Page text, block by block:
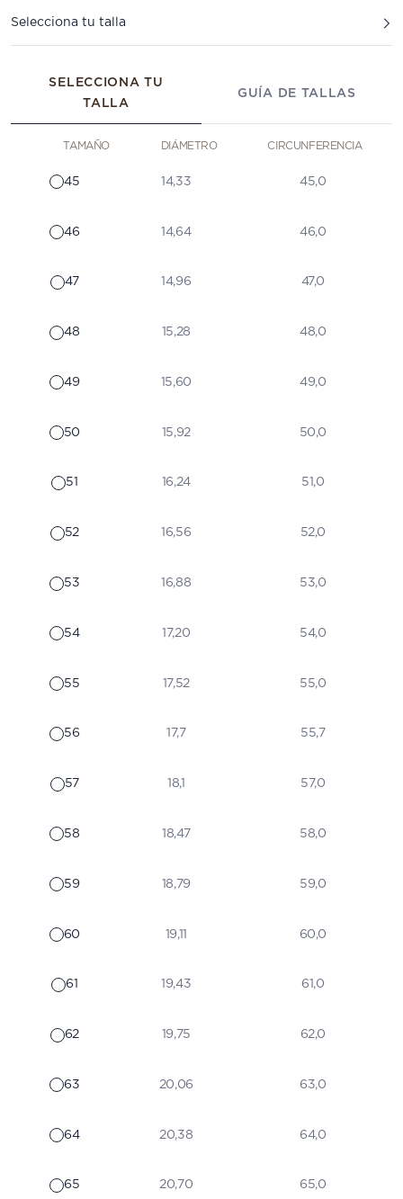
Selecciona tu talla
SELECCIONA TU
TALLA
GUÍA DE TALLAS
TAMAÑO DIÁMETRO CIRCUNFERENCIA
45 14,33 45,0
46 14,64 46,0
47 14,96 47,0
48 15,28 48,0
49 15,60 49,0
50 15,92 50,0
51 16,24 51,0
52 16,56 52,0
53 16,88 53,0
54 17,20 54,0
55 17,52 55,0
56 17,7 55,7
57 18,1 57,0
58 18,47 58,0
59 18,79 59,0
60 19,11 60,0
61 19,43 61,0
62 19,75 62,0
63 20,06 63,0
64 20,38 64,0
65 20,70 65,0